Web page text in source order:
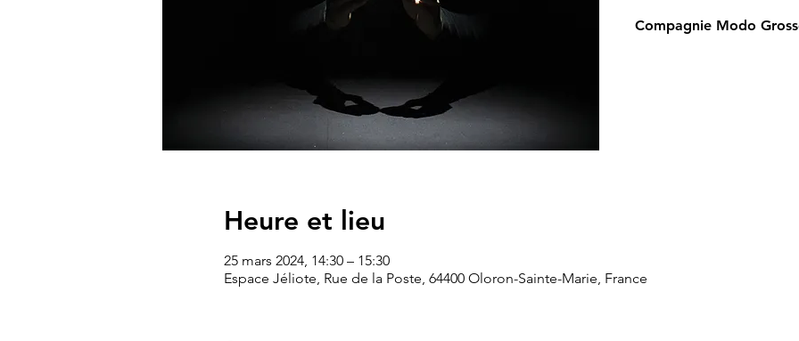
Compagnie Modo
Heure et lieu
25 mars 2024, 14:30 – 15:30
Espace Jéliote, Rue de la Poste, 64400 Oloron-Sainte-Marie, France